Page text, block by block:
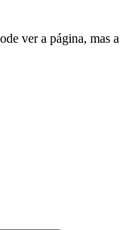
ver a página, mas a